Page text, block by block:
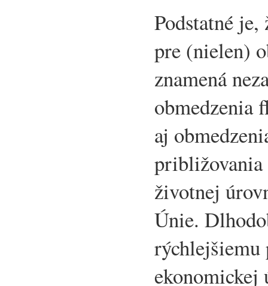
Podstatné je,
pre (nielen)
znamená
obmedzenia
aj
približovania
životnej
Únie.
ekonomickej